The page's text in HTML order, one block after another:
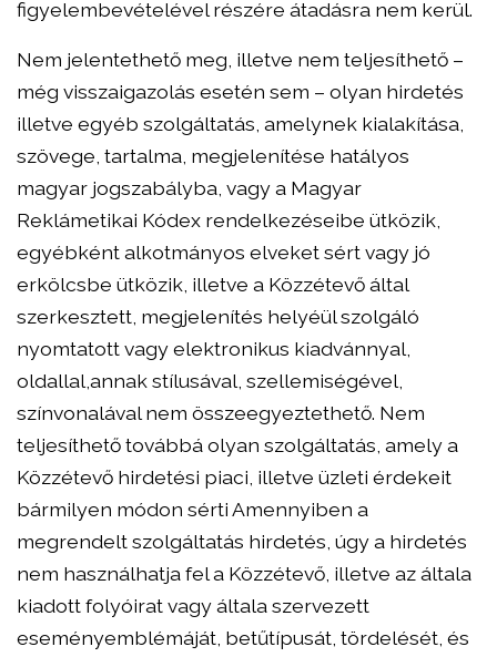
figyelembevételével részére átadásra nem kerül.
Nem jelentethető meg, illetve nem teljesíthető –
még visszaigazolás esetén sem – olyan hirdetés
illetve egyéb szolgáltatás, amelynek kialakítása,
szövege, tartalma, megjelenítése hatályos
magyar jogszabályba, vagy a Magyar
Reklámetikai Kódex rendelkezéseibe ütközik,
egyébként alkotmányos elveket sért vagy jó
erkölcsbe ütközik, illetve a Közzétevő által
szerkesztett, megjelenítés helyéül szolgáló
nyomtatott vagy elektronikus kiadvánnyal,
oldallal,annak stílusával, szellemiségével,
színvonalával nem összeegyeztethető. Nem
teljesíthető továbbá olyan szolgáltatás, amely a
Közzétevő hirdetési piaci, illetve üzleti érdekeit
bármilyen módon sérti Amennyiben a
megrendelt szolgáltatás hirdetés, úgy a hirdetés
nem használhatja fel a Közzétevő, illetve az általa
kiadott folyóirat vagy általa szervezett
eseményemblémáját, betűtípusát, tördelését, és